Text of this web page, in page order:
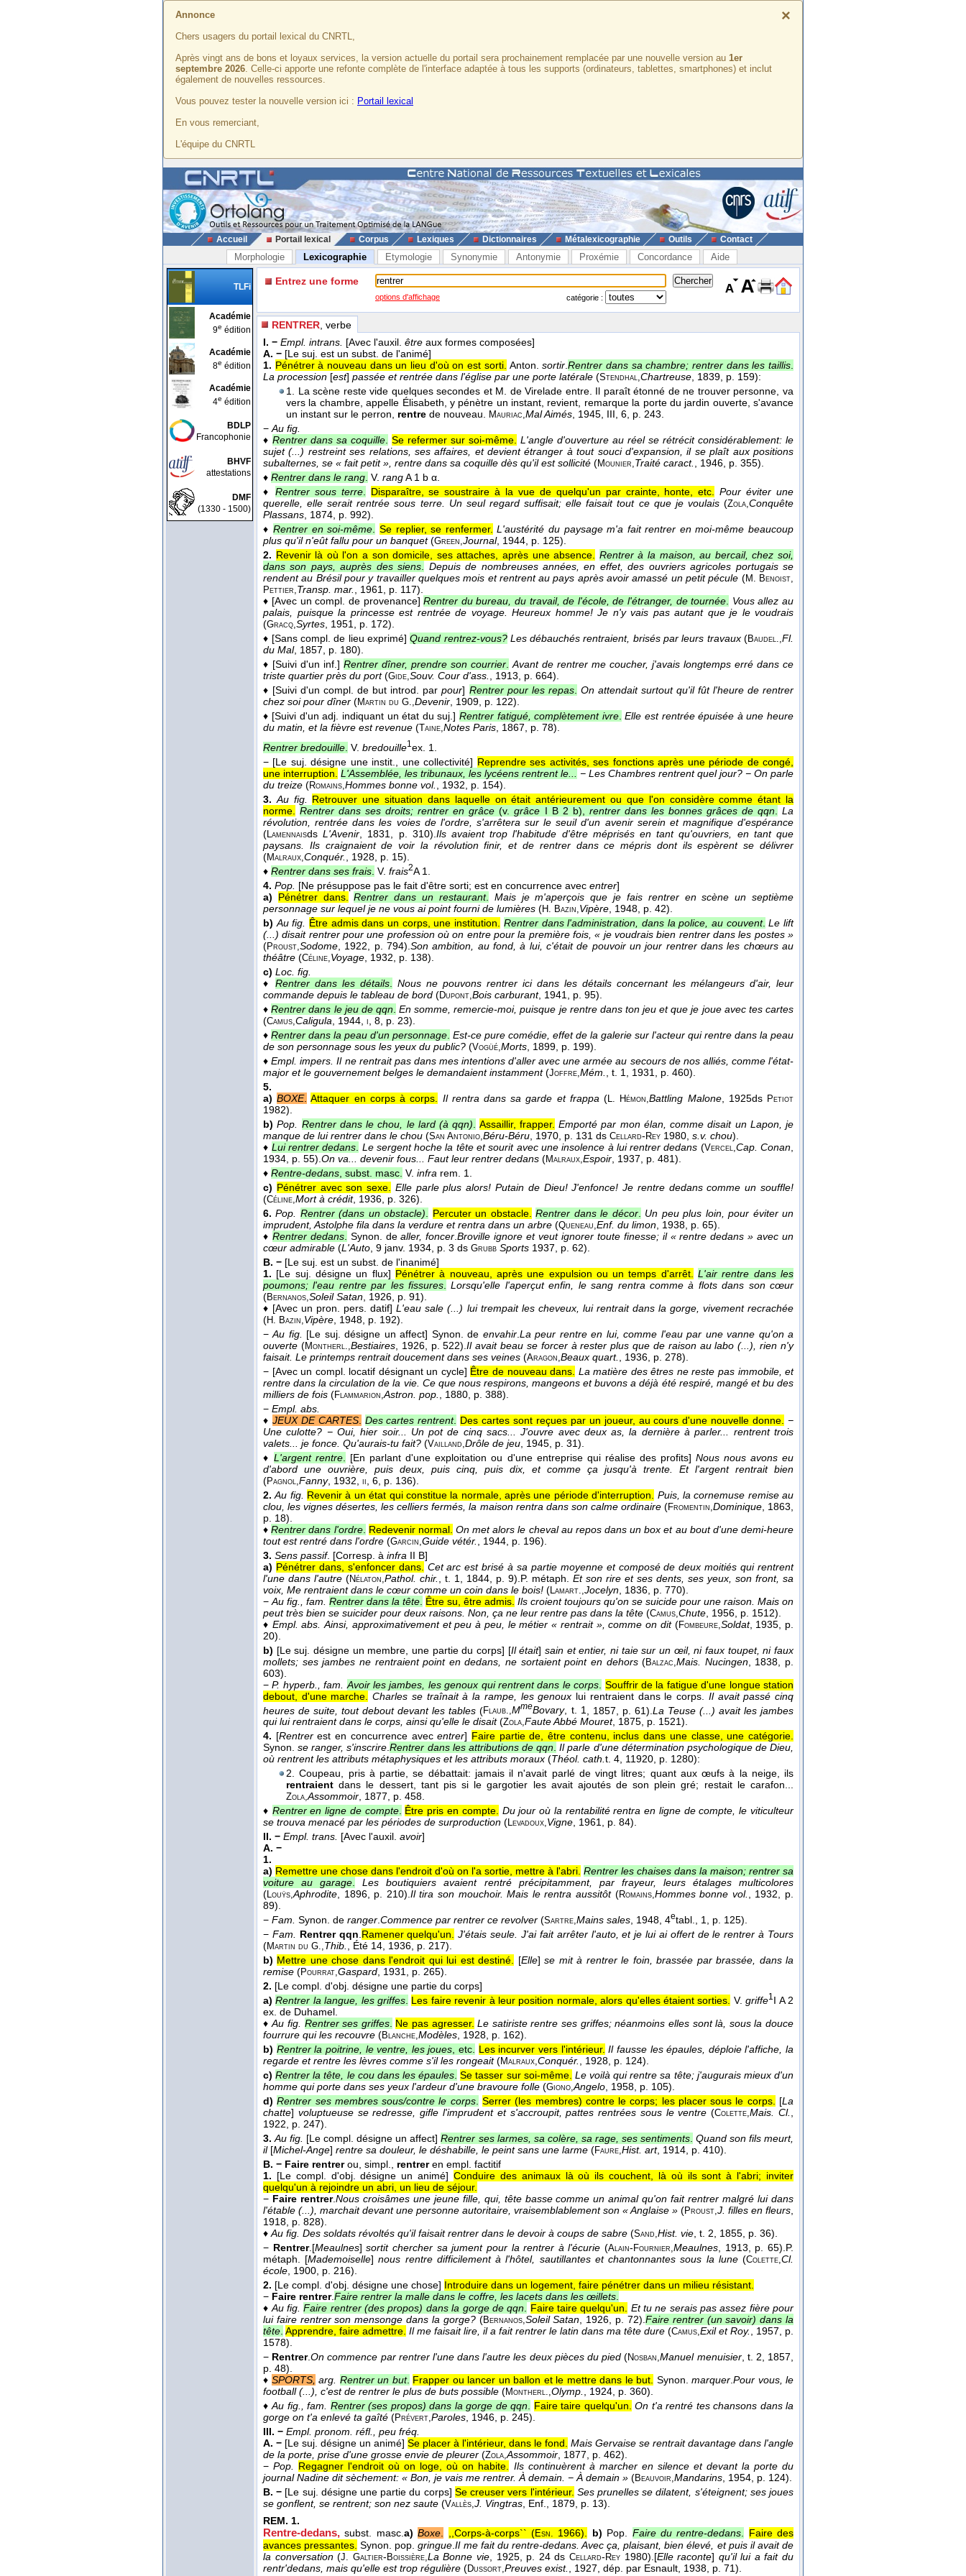
×
Annonce
Chers usagers du portail lexical du CNRTL,
Après vingt ans de bons et loyaux services, la version actuelle du portail sera prochainement remplacée par une nouvelle version au 1er
septembre 2026. Celle-ci apporte une refonte complète de l'interface adaptée à tous les supports (ordinateurs, tablettes, smartphones) et inclut
également de nouvelles ressources.
Vous pouvez tester la nouvelle version ici : Portail lexical
En vous remerciant,
L'équipe du CNRTL
Accueil Portail lexical Corpus Lexiques Dictionnaires Métalexicographie Outils Contact
Morphologie Lexicographie Etymologie Synonymie Antonymie Proxémie Concordance Aide
TLFi
Académie
9e édition
Académie
8e édition
Académie
4e édition
BDLP
Francophonie
BHVF
attestations
DMF
(1330 - 1500)
Entrez une forme
options d'affichage catégorie :
RENTRER , verbe
I. − Empl. intrans. [Avec l'auxil. être aux formes composées]
A. − [Le suj. est un subst. de l'animé]
1. Pénétrer à nouveau dans un lieu d'où on est sorti. Anton.sortir.Rentrer dans sa chambre; rentrer dans les taillis.
La procession [est] passée et rentrée dans l'église par une porte latérale (Stendhal,Chartreuse, 1839, p. 159):
1. La scène reste vide quelques secondes et M. de Virelade entre. Il paraît étonné de ne trouver personne, va
vers la chambre, appelle Élisabeth, y pénètre un instant, revient, remarque la porte du jardin ouverte, s'avance
un instant sur le perron, rentre de nouveau. Mauriac,Mal Aimés, 1945, III, 6, p. 243.
−Au fig.
♦ Rentrer dans sa coquille. Se refermer sur soi-même. L'angle d'ouverture au réel se rétrécit considérablement: le
sujet (...) restreint ses relations, ses affaires, et devient étranger à tout souci d'expansion, il se plaît aux positions
subalternes, se « fait petit », rentre dans sa coquille dès qu'il est sollicité (Mounier,Traité caract., 1946, p. 355).
♦ Rentrer dans le rang. V. rangA 1 b α.
♦ Rentrer sous terre. Disparaître, se soustraire à la vue de quelqu'un par crainte, honte, etc. Pour éviter une
querelle, elle serait rentrée sous terre. Un seul regard suffisait; elle faisait tout ce que je voulais(Zola,Conquête
Plassans, 1874, p. 992).
♦Rentrer en soi-même. Se replier, se renfermer. L'austérité du paysage m'a fait rentrer en moi-même beaucoup
plus qu'il n'eût fallu pour un banquet(Green,Journal, 1944, p. 125).
2. Revenir là où l'on a son domicile, ses attaches, après une absence. Rentrer à la maison, au bercail, chez soi,
dans son pays, auprès des siens. Depuis de nombreuses années, en effet, des ouvriers agricoles portugais se
rendent au Brésil pour y travailler quelques mois et rentrent au pays après avoir amassé un petit pécule (M. Benoist,
Pettier,Transp. mar., 1961, p. 117).
♦ [Avec un compl. de provenance] Rentrer du bureau, du travail, de l'école, de l'étranger, de tournée. Vous allez au
palais, puisque la princesse est rentrée de voyage. Heureux homme! Je n'y vais pas autant que je le voudrais
(Gracq,Syrtes, 1951, p. 172).
♦ [Sans compl. de lieu exprimé] Quand rentrez-vous? Les débauchés rentraient, brisés par leurs travaux(Baudel.,Fl.
du Mal, 1857, p. 180).
♦ [Suivi d'un inf.] Rentrer dîner, prendre son courrier. Avant de rentrer me coucher, j'avais longtemps erré dans ce
triste quartier près du port(Gide,Souv. Cour d'ass., 1913, p. 664).
♦ [Suivi d'un compl. de but introd. parpour] Rentrer pour les repas. On attendait surtout qu'il fût l'heure de rentrer
chez soi pour dîner (Martin du G.,Devenir, 1909, p. 122).
♦ [Suivi d'un adj. indiquant un état du suj.] Rentrer fatigué, complètement ivre. Elle est rentrée épuisée à une heure
du matin, et la fièvre est revenue ( Taine,Notes Paris, 1867, p. 78).
Rentrer bredouille V. bredouille1 ex. 1.
− [Le suj. désigne une instit., une collectivité] Reprendre ses activités, ses fonctions après une période de congé,
une interruption. L'Assemblée, les tribunaux, les lycéens rentrent le...
− Les Chambres rentrent quel jour? − On parle
du treize (Romains,Hommes bonne vol. , 1932 , p. 154).
3. Au fig.
Retrouver une situation dans laquelle on était antérieurement ou que l'on considère comme étant la
norme.
Rentrer dans ses droits; rentrer en grâce (v.grâce I B 2 b), rentrer dans les bonnes grâces de qqn
La
révolution, rentrée dans les voies de l'ordre, s'arrêtera sur le seuil d'un avenir serein et magnifique d'espérance
(LamennaisdsL'Avenir , 1831 , p. 310). Ils avaient trop l'habitude d'être méprisés en tant qu'ouvriers, en tant que
paysans. Ils craignaient de voir la révolution finir, et de rentrer dans ce mépris dont ils espèrent se délivrer
(Malraux,Conquér. , 1928 , p. 15).
♦ Rentrer dans ses frais V. frais2A 1.
4. Pop. [Ne présuppose pas le fait d'être sorti; est en concurrence avec entrer]
a)
Pénétrer dans. Rentrer dans un restaurant.
Mais je m'aperçois que je fais rentrer en scène un septième
personnage sur lequel je ne vous ai point fourni de lumières (H. Bazin, Vipère , 1948 , p. 42).
b) Au fig. Être admis dans un corps, une institution. Rentrer dans l'administration, dans la police, au couvent. Le lift
(...) disait rentrer pour une profession où on entre pour la première fois, « je voudrais bien rentrer dans les postes »
(Proust, Sodome , 1922 , p. 794).Son ambition, au fond, à lui, c'était de pouvoir un jour rentrer dans les chœurs au
théâtre (Céline, Voyage , 1932 , p. 138).
c) Loc. fig.
♦ Rentrer dans les détails
Nous ne pouvons rentrer ici dans les détails concernant les mélangeurs d'air, leur
commande depuis le tableau de bord (Dupont, Bois carburant, 1941
, p. 95).
♦Rentrer dans le jeu de qqn. En somme, remercie-moi, puisque je rentre dans ton jeu et que je joue avec tes cartes
(Camus, Caligula , 1944 i
, 8, p. 23).
♦ Rentrer dans la peau d'un personnage Est-ce pure comédie, effet de la galerie sur l'acteur qui rentre dans la peau
de son personnage sous les yeux du public? (Vogüé, Morts , 1899 , p. 199).
♦Empl. impers. Il ne rentrait pas dans mes intentions d'aller avec une armée au secours de nos alliés, comme l'état-
major et le gouvernement belges le demandaient instamment(Joffre, Mém. , t. 1 , 1931
, p. 460).
5.
a) BOXE. Attaquer en corps à corps. Il rentra dans sa garde et frappa ( L. Hémon,Battling Malone, 1925ds Petiot
1982).
b) Pop. Rentrer dans le chou, le lard (à qqn) Assaillir, frapper. Emporté par mon élan, comme disait un Lapon, je
manque de lui rentrer dans le chou (San Antonio, Béru-Béru , 1970 , p. 131 ds Cellard- Rey 1980, s.v. chou).
♦ Lui rentrer dedans Le sergent hoche la tête et sourit avec une insolence à lui rentrer dedans (Vercel, Cap. Conan
1934 , p. 55). On va... devenir fous... Faut leur rentrer dedans (Malraux, Espoir , 1937 , p. 481).
♦ Rentre-dedans , subst. masc. V. infra rem. 1.
c) Pénétrer avec son sexe.
Elle parle plus alors! Putain de Dieu! J'enfonce! Je rentre dedans comme un souffle!
(Céline, Mort à crédit, 1936 , p. 326).
6. Pop. Rentrer (dans un obstacle) Percuter un obstacle. Rentrer dans le décor.
Un peu plus loin, pour éviter un
imprudent, Astolphe fila dans la verdure et rentra dans un arbre (Queneau, Enf. du limon , 1938 , p. 65).
♦ Rentrer dedans. Synon. dealler, foncer .Broville ignore et veut ignorer toute finesse; il « rentre dedans » avec un
cœur admirable (L'Auto , 9 janv. 1934 , p. 3 ds Grubb Sports 1937, p. 62).
B. − [Le suj. est un subst. de l'inanimé]
1. [Le suj. désigne un flux] Pénétrer à nouveau, après une expulsion ou un temps d'arrêt.
L'air rentre dans les
poumons; l'eau rentre par les fissures
Lorsqu'elle l'aperçut enfin, le sang rentra comme à flots dans son cœur
(Bernanos, Soleil Satan , 1926 , p. 91).
♦ [Avec un pron. pers. datif] L'eau sale (...) lui trempait les cheveux, lui rentrait dans la gorge, vivement recrachée
(H. Bazin, Vipère , 1948 , p. 192).
−Au fig. [Le suj. désigne un affect] Synon. de envahir. La peur rentre en lui, comme l'eau par une vanne qu'on a
ouverte (Montherl., Bestiaires, 1926, p. 522).Il avait beau se forcer à rester plus que de raison au labo (...), rien n'y
faisait. Le printemps rentrait doucement dans ses veines (Aragon, Beaux quart. , 1936 , p. 278).
− [Avec un compl. locatif désignant un cycle] Être de nouveau dans. La matière des êtres ne reste pas immobile, et
rentre dans la circulation de la vie. Ce que nous respirons, mangeons et buvons a déjà été respiré, mangé et bu des
milliers de fois (Flammarion, Astron. pop. , 1880 , p. 388).
− Empl. abs.
♦ JEUX DE CARTES. Des cartes rentrent. Des cartes sont reçues par un joueur, au cours d'une nouvelle donne. −
Une culotte? − Oui, hier soir... Un pot de cinq sacs... J'ouvre avec deux as, la dernière à parler... rentrent trois
valets... je fonce. Qu'aurais-tu fait? (Vailland, Drôle de jeu , 1945 , p. 31).
♦L'argent rentre [En parlant d'une exploitation ou d'une entreprise qui réalise des profits] Nous nous avons eu
d'abord une ouvrière, puis deux, puis cinq, puis dix, et comme ça jusqu'à trente. Et l'argent rentrait bien
(Pagnol, Fanny, 1932 ii
, 6, p. 136).
2. Au fig. Revenir à un état qui constitue la normale, après une période d'interruption.
Puis, la cornemuse remise au
clou, les vignes désertes, les celliers fermés, la maison rentra dans son calme ordinaire(Fromentin, Dominique, 1863
p. 18).
♦Rentrer dans l'ordre. Redevenir normal. On met alors le cheval au repos dans un box et au bout d'une demi-heure
tout est rentré dans l'ordre (Garcin, Guide vétér. , 1944 , p. 196).
3. Sens passif. [Corresp. à infra II B]
a) Pénétrer dans, s'enfoncer dans. Cet arc est brisé à sa partie moyenne et composé de deux moitiés qui rentrent
l'une dans l'autre (Nélaton, Pathol. chir. , t. 1 , 1844 , p. 9). P. métaph.
Et son rire et ses dents, ses yeux, son front, sa
voix, Me rentraient dans le cœur comme un coin dans le bois! ( Lamart., Jocelyn , 1836 , p. 770).
− Au fig., fam. Rentrer dans la tête Être su, être admis. Ils croient toujours qu'on se suicide pour une raison. Mais on
peut très bien se suicider pour deux raisons. Non, ça ne leur rentre pas dans la tête (Camus, Chute , 1956 , p. 1512).
♦ Empl. abs. Ainsi, approximativement et peu à peu, le métier « rentrait », comme on dit(Fombeure, Soldat, 1935 , p.
20).
b) [Le suj. désigne un membre, une partie du corps] [Il était]sain et entier, ni taie sur un œil, ni faux toupet, ni faux
mollets; ses jambes ne rentraient point en dedans, ne sortaient point en dehors(Balzac,Mais. Nucingen, 1838 , p.
603).
−P. hyperb., fam. Avoir les jambes, les genoux qui rentrent dans le corps Souffrir de la fatigue d'une longue station
debout, d'une marche.
Charles se traînait à la rampe, les genoux lui rentraient dans le corps. Il avait passé cinq
heures de suite, tout debout devant les tables (Flaub.,MmeBovary, t. 1, 1857 , p. 61). La Teuse (...) avait les jambes
qui lui rentraient dans le corps, ainsi qu'elle le disait(Zola,Faute Abbé Mouret, 1875, p. 1521).
4. [Rentrerest en concurrence avecentrer] Faire partie de, être contenu, inclus dans une classe, une catégorie.
Synon.se ranger, s'inscrire.Rentrer dans les attributions de qqn. Il parle d'une détermination psychologique de Dieu,
où rentrent les attributs métaphysiques et les attributs moraux (Théol. cath.t. 4, 11920, p. 1280):
2. Coupeau, pris à partie, se débattait: jamais il n'avait parlé de vingt litres; quant aux œufs à la neige, ils
rentraient dans le dessert, tant pis si le gargotier les avait ajoutés de son plein gré; restait le carafon...
Zola,Assommoir, 1877, p. 458.
♦ Rentrer en ligne de compte. Être pris en compte. Du jour où la rentabilité rentra en ligne de compte, le viticulteur
se trouva menacé par les périodes de surproduction (Levadoux,Vigne, 1961, p. 84).
II. − Empl. trans. [Avec l'auxil. avoir]
A. −
1.
a) Remettre une chose dans l'endroit d'où on l'a sortie, mettre à l'abri. Rentrer les chaises dans la maison; rentrer sa
voiture au garage.
Les boutiquiers avaient rentré précipitamment, par frayeur, leurs étalages multicolores
(Louÿs,Aphrodite, 1896, p. 210).Il tira son mouchoir. Mais le rentra aussitôt(Romains,Hommes bonne vol., 1932, p.
89).
− Fam. Synon. de ranger Commence par rentrer ce revolver (Sartre,Mains sales , 1948 , 4etabl., 1, p. 125).
− Fam. Rentrer qqn Ramener quelqu'un.
J'étais seule. J'ai fait arrêter l'auto, et je lui ai offert de le rentrer à Tours
(Martin du G.,Thib. , Été 14 , 1936 , p. 217).
b) Mettre une chose dans l'endroit qui lui est destiné. [Elle]se mit à rentrer le foin, brassée par brassée, dans la
remise (Pourrat,Gaspard , 1931
, p. 265).
2. [Le compl. d'obj. désigne une partie du corps]
a) Rentrer la langue, les griffes Les faire revenir à leur position normale, alors qu'elles étaient sorties. V.griffe1 I A 2
ex. de Duhamel.
♦Au fig. Rentrer ses griffes. Ne pas agresser. Le satiriste rentre ses griffes; néanmoins elles sont là, sous la douce
fourrure qui les recouvre (Blanche, Modèles , 1928 , p. 162).
b) Rentrer la poitrine, le ventre, les joues , etc. Les incurver vers l'intérieur. Il fausse les épaules, déploie l'affiche, la
regarde et rentre les lèvres comme s'il les rongeait(Malraux, Conquér. , 1928 , p. 124).
c) Rentrer la tête, le cou dans les épaules Se tasser sur soi-même. Le voilà qui rentre sa tête; j'augurais mieux d'un
homme qui porte dans ses yeux l'ardeur d'une bravoure folle (Giono, Angelo , 1958 , p. 105).
d) Rentrer ses membres sous/contre le corps. Serrer (les membres) contre le corps; les placer sous le corps. [La
chatte] voluptueuse se redresse, gifle l'imprudent et s'accroupit, pattes rentrées sous le ventre (Colette,Mais. Cl.
1922 , p. 247).
3. Au fig. [Le compl. désigne un affect] Rentrer ses larmes, sa colère, sa rage, ses sentiments. Quand son fils meurt,
il[Michel-Ange] rentre sa douleur, le déshabille, le peint sans une larme (Faure, Hist. art, 1914 , p. 410).
B. − Faire rentrerou, simpl., rentreren empl. factitif
1. [Le compl. d'obj. désigne un animé] Conduire des animaux là où ils couchent, là où ils sont à l'abri; inviter
quelqu'un à rejoindre un abri, un lieu de séjour.
− Faire rentrer.Nous croisâmes une jeune fille, qui, tête basse comme un animal qu'on fait rentrer malgré lui dans
l'étable (...), marchait devant une personne autoritaire, vraisemblablement son « Anglaise » (Proust, J. filles en fleurs
1918 , p. 828).
♦ Au fig. Des soldats révoltés qu'il faisait rentrer dans le devoir à coups de sabre (Sand, Hist. vie , t. 2 , 1855 , p. 36).
− Rentrer. [Meaulnes]sortit chercher sa jument pour la rentrer à l'écurie (Alain- Fournier,Meaulnes , 1913 , p. 65). P.
métaph.
[Mademoiselle]nous rentre difficilement à l'hôtel, sautillantes et chantonnantes sous la lune(Colette,Cl.
école , 1900 , p. 216).
2. [Le compl. d'obj. désigne une chose] Introduire dans un logement, faire pénétrer dans un milieu résistant.
− Faire rentrer.Faire rentrer la malle dans le coffre, les lacets dans les œillets
♦ Au fig. Faire rentrer (des propos) dans la gorge de qqn Faire taire quelqu'un.
Et tu ne serais pas assez fière pour
lui faire rentrer son mensonge dans la gorge?(Bernanos, Soleil Satan , 1926 , p. 72). Faire rentrer (un savoir) dans la
tête Apprendre, faire admettre. Il me faisait lire, il a fait rentrer le latin dans ma tête dure (Camus, Exil et Roy. , 1957 , p.
1578).
− Rentrer.On commence par rentrer l'une dans l'autre les deux pièces du pied (Nosban,Manuel menuisier, t. 2 , 1857
p. 48).
♦ SPORTS, arg. Rentrer un but. Frapper ou lancer un ballon et le mettre dans le but. Synon.marquer .Pour vous, le
football (...), c'est de rentrer le plus de buts possible (Montherl., Olymp. , 1924 , p. 360).
♦ Au fig., fam. Rentrer (ses propos) dans la gorge de qqn Faire taire quelqu'un. On t'a rentré tes chansons dans la
gorge on t'a enlevé ta gaîté (Prévert, Paroles , 1946 , p. 245).
III. − Empl. pronom. réfl., peu fréq.
A. − [Le suj. désigne un animé] Se placer à l'intérieur, dans le fond. Mais Gervaise se rentrait davantage dans l'angle
de la porte, prise d'une grosse envie de pleurer (Zola, Assommoir , 1877 , p. 462).
−Pop. Regagner l'endroit où on loge, où on habite.
Ils continuèrent à marcher en silence et devant la porte du
journal Nadine dit sèchement: « Bon, je vais me rentrer. À demain. − À demain » (Beauvoir, Mandarins , 1954 , p. 124).
B. − [Le suj. désigne une partie du corps] Se creuser vers l'intérieur. Ses prunelles se dilatent, s'éteignent; ses joues
se gonflent, se rentrent; son nez saute (Vallès, J. Vingtras , Enf. , 1879 , p. 13).
REM. 1.
Rentre-dedans, subst. masc. a) Boxe ,,Corps-à-corps`` (Esn. 1966). b) Pop. Faire du rentre-dedans
Faire des
avances pressantes. Synon. pop.gringue .Il me fait du rentre-dedans. Avec ça, plaisant, bien élevé, et puis il avait de
la conversation(J. Galtier- Boissière, La Bonne vie, 1925, p. 24 ds Cellard- Rey1980). [Elle raconte] qu'il lui a fait du
rentr'dedans, mais qu'elle est trop régulière (Dussort, Preuves exist. , 1927 , dép. par Esnault, 1938, p. 71).